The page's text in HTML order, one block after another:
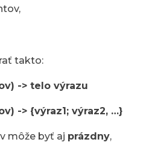
takto:
-> telo výrazu
-> {výraz1; výraz2, …}
môže byť aj prázdny,